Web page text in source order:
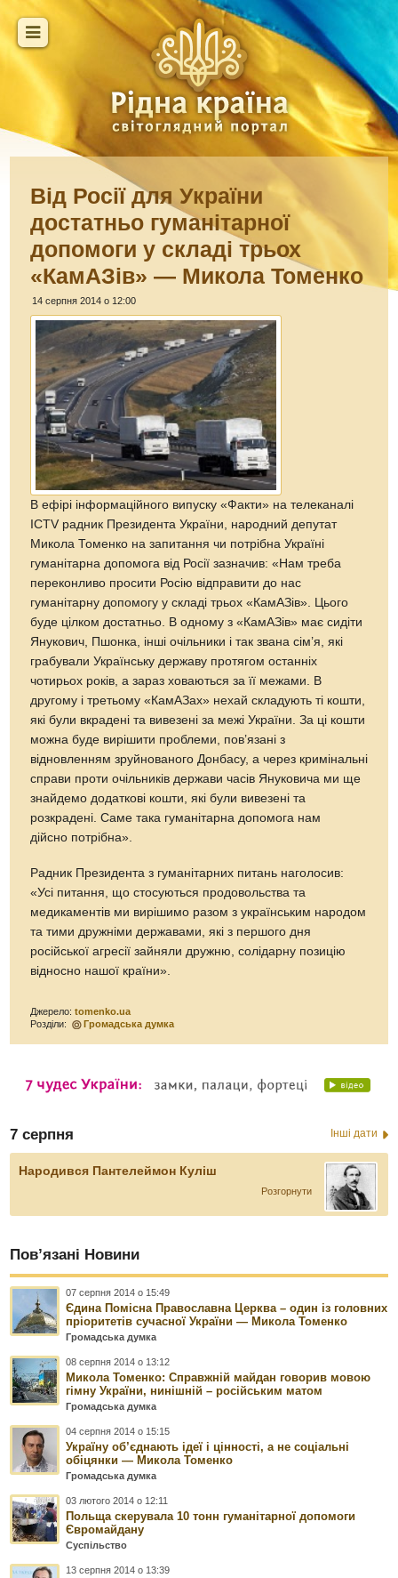
Від Росії для України
достатньо гуманітарної
допомоги у складі трьох
«КамАЗів» — Микола Томенко
14 серпня 2014 о 12:00
В ефірі інформаційного випуску «Факти» на телеканалі
ICTV радник Президента України, народний депутат
Микола Томенко на запитання чи потрібна Україні
гуманітарна допомога від Росії зазначив: «Нам треба
переконливо просити Росію відправити до нас
гуманітарну допомогу у складі трьох «КамАЗів». Цього
буде цілком достатньо. В одному з «КамАЗів» має сидіти
Янукович, Пшонка, інші очільники і так звана сім’я, які
грабували Українську державу протягом останніх
чотирьох років, а зараз ховаються за її межами. В
другому і третьому «КамАЗах» нехай складують ті кошти,
які були вкрадені та вивезені за межі України. За ці кошти
можна буде вирішити проблеми, пов’язані з
відновленням зруйнованого Донбасу, а через кримінальні
справи проти очільників держави часів Януковича ми ще
знайдемо додаткові кошти, які були вивезені та
розкрадені. Саме така гуманітарна допомога нам
дійсно потрібна».
Радник Президента з гуманітарних питань наголосив:
«Усі питання, що стосуються продовольства та
медикаментів ми вирішимо разом з українським народом
та тими дружніми державами, які з першого дня
російської агресії зайняли дружню, солідарну позицію
відносно нашої країни».
Джерело:tomenko.ua
Розділи:
Громадська думка
7 серпня Інші дати
Народився Пантелеймон Куліш
Розгорнути
Пов’язані Новини
07 серпня 2014 о 15:49
Єдина Помісна Православна Церква – один із головних
пріоритетів сучасної України — Микола Томенко
Громадська думка
08 серпня 2014 о 13:12
Микола Томенко: Справжній майдан говорив мовою
гімну України, нинішній – російським матом
Громадська думка
04 серпня 2014 о 15:15
Україну об’єднають ідеї і цінності, а не соціальні
обіцянки — Микола Томенко
Громадська думка
03 лютого 2014 о 12:11
Польща скерувала 10 тонн гуманітарної допомоги
Євромайдану
Суспільство
13 серпня 2014 о 13:39